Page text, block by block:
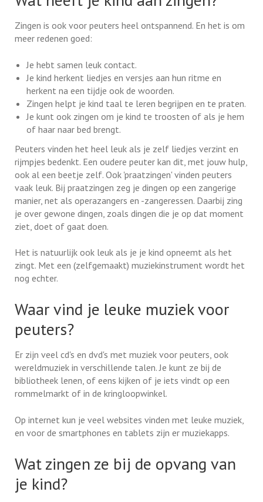
Zingen is ook voor peuters heel ontspannend. En het is om
meer redenen goed:
Je hebt samen leuk contact.
Je kind herkent liedjes en versjes aan hun ritme en
herkent na een tijdje ook de woorden.
Zingen helpt je kind taal te leren begrijpen en te praten.
Je kunt ook zingen om je kind te troosten of als je hem
of haar naar bed brengt.
Peuters vinden het heel leuk als je zelf liedjes verzint en
rijmpjes bedenkt. Een oudere peuter kan dit, met jouw hulp,
ook al een beetje zelf. Ook 'praatzingen' vinden peuters
vaak leuk. Bij praatzingen zeg je dingen op een zangerige
manier, net als operazangers en -zangeressen. Daarbij zing
je over gewone dingen, zoals dingen die je op dat moment
ziet, doet of gaat doen.
Het is natuurlijk ook leuk als je je kind opneemt als het
zingt. Met een (zelfgemaakt) muziekinstrument wordt het
nog echter.
Waar vind je leuke muziek voor
peuters?
Er zijn veel cd's en dvd's met muziek voor peuters, ook
wereldmuziek in verschillende talen. Je kunt ze bij de
bibliotheek lenen, of eens kijken of je iets vindt op een
rommelmarkt of in de kringloopwinkel.
Op internet kun je veel websites vinden met leuke muziek,
en voor de smartphones en tablets zijn er muziekapps.
Wat zingen ze bij de opvang van
je kind?